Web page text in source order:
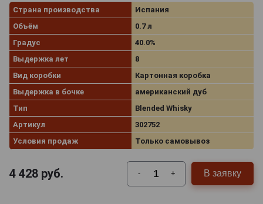
Страна производства
Испания
Объём
0.7 л
Градус
40.0%
Выдержка лет
8
Вид коробки
Картонная коробка
Выдержка в бочке
американский дуб
Тип
Blended Whisky
Артикул
302752
Условия продаж
Только самовывоз
4 428 руб. - + В заявку